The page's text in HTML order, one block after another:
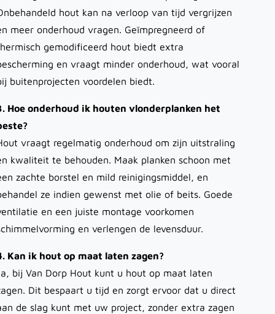
hout kan na verloop van tijd vergrijzen
meer onderhoud vragen. Geïmpregneerd of
gemodificeerd hout biedt extra
en vraagt minder onderhoud, wat vooral
buitenprojecten voordelen biedt.
Hoe onderhoud ik houten vlonderplanken het
vraagt regelmatig onderhoud om zijn uitstraling
kwaliteit te behouden. Maak planken schoon met
zachte borstel en mild reinigingsmiddel, en
ze indien gewenst met olie of beits. Goede
en een juiste montage voorkomen
en verlengen de levensduur.
Kan ik hout op maat laten zagen?
bij Van Dorp Hout kunt u hout op maat laten
Dit bespaart u tijd en zorgt ervoor dat u direct
de slag kunt met uw project, zonder extra zagen